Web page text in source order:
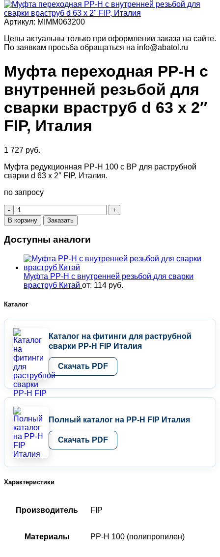
Артикул: MIMM063200
Цены актуальны только при оформлении заказа на сайте.
По заявкам просьба обращаться на info@abatol.ru
Муфта переходная PP-H с
внутренней резьбой для
сварки враструб d 63 х 2″
FIP, Италия
1 727 руб.
Муфта редукционная PP-H 100 с ВР для раструбной
сварки d 63 х 2″ FIP, Италия.
по запросу
Количество
товара
Муфта
PP-
внутренней
резьбой
для
враструб
х
2"
FIP,
Италия
В корзину Заказать
Доступны аналоги
Муфта PP-H с внутренней резьбой для сварки
враструб Китай от: 114 руб.
Каталог
Каталог на фитинги для раструбной
сварки PP-H FIP Италия
Скачать PDF
Полный каталог на PP-H FIP Италия
Скачать PDF
Характеристики
Производитель FIP
Материалы PP-H 100 (полипропилен)